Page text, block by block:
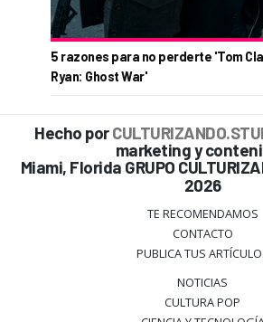
5 razones para no perderte 'Tom
Ryan: Ghost War'
Hecho por
marketing y
Miami, Florida GRUPO
2026
TE RECOMENDAMOS
CONTACTO
PUBLICA TUS
NOTICIAS
CULTURA POP